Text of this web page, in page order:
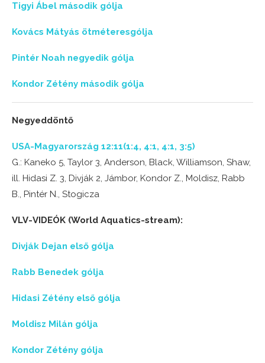
Tigyi Ábel második gólja
Kovács Mátyás ötméteresgólja
Pintér Noah negyedik gólja
Kondor Zétény második gólja
Negyeddöntő
USA-Magyarország 12:11(1:4, 4:1, 4:1, 3:5)
G.: Kaneko 5, Taylor 3, Anderson, Black, Williamson, Shaw,
ill. Hidasi Z. 3, Divják 2, Jámbor, Kondor Z., Moldisz, Rabb
B., Pintér N., Stogicza
VLV-VIDEÓK (World Aquatics-stream):
Divják Dejan első gólja
Rabb Benedek gólja
Hidasi Zétény első gólja
Moldisz Milán gólja
Kondor Zétény gólja